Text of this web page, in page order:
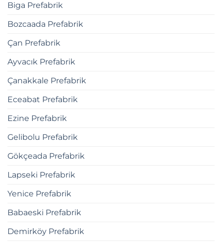
Biga Prefabrik
Bozcaada Prefabrik
Çan Prefabrik
Ayvacık Prefabrik
Çanakkale Prefabrik
Eceabat Prefabrik
Ezine Prefabrik
Gelibolu Prefabrik
Gökçeada Prefabrik
Lapseki Prefabrik
Yenice Prefabrik
Babaeski Prefabrik
Demirköy Prefabrik